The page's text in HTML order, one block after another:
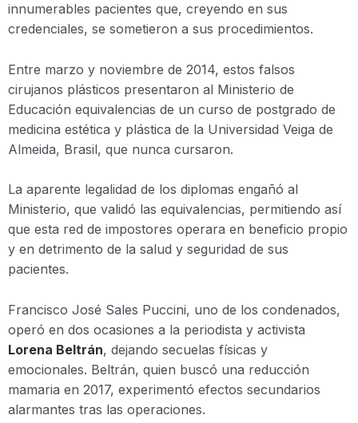
innumerables pacientes que, creyendo en sus
credenciales, se sometieron a sus procedimientos.
Entre marzo y noviembre de 2014, estos falsos
cirujanos plásticos presentaron al Ministerio de
Educación equivalencias de un curso de postgrado de
medicina estética y plástica de la Universidad Veiga de
Almeida, Brasil, que nunca cursaron.
La aparente legalidad de los diplomas engañó al
Ministerio, que validó las equivalencias, permitiendo así
que esta red de impostores operara en beneficio propio
y en detrimento de la salud y seguridad de sus
pacientes.
Francisco José Sales Puccini, uno de los condenados,
operó en dos ocasiones a la periodista y activista
Lorena Beltrán, dejando secuelas físicas y
emocionales. Beltrán, quien buscó una reducción
mamaria en 2017, experimentó efectos secundarios
alarmantes tras las operaciones.